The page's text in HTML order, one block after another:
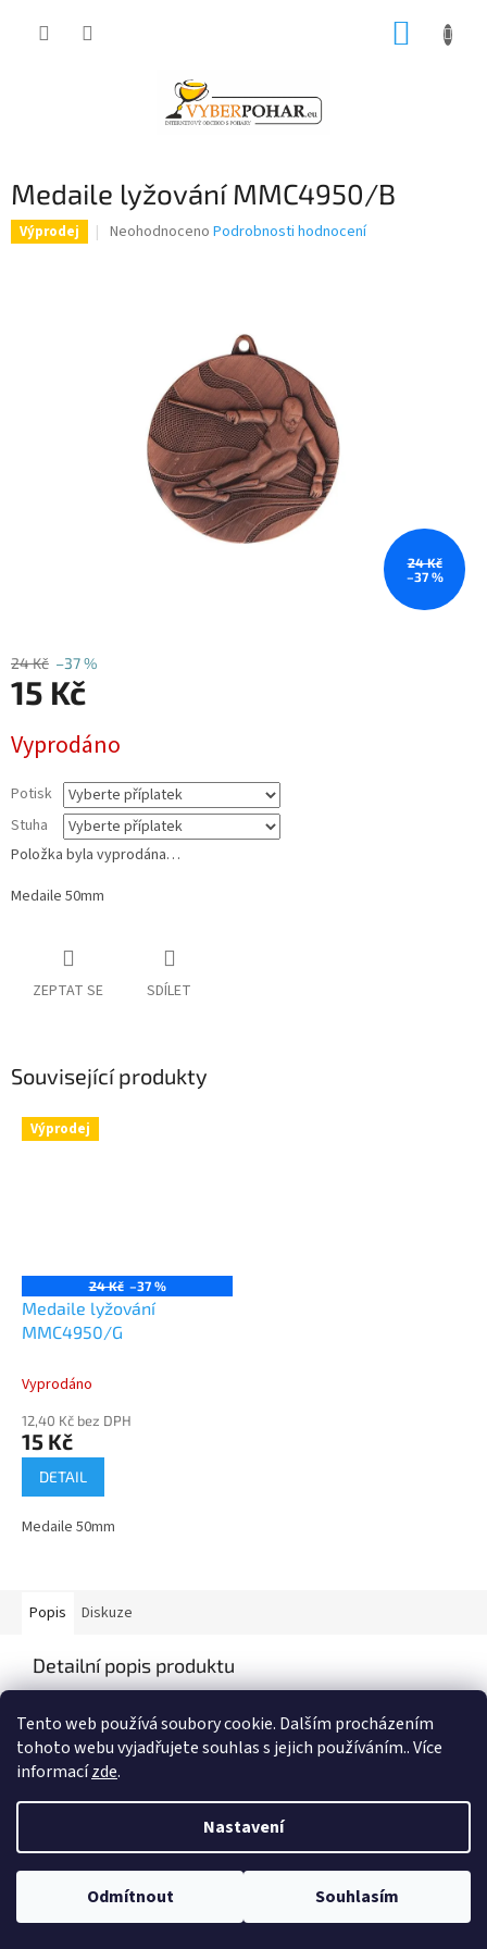
Tento web používá soubory cookie. Dalším procházením
tohoto webu vyjadřujete souhlas s jejich používáním.. Více
informacízde.
Nastavení
Odmítnout Souhlasím
Medaile lyžování MMC4950/B
Výprodej
Průměrné
hvězdiček.
Neohodnoceno Podrobnosti hodnocení
24 Kč
–37 %
24 Kč –37 %
15 Kč
cena:
Vyprodáno
Potisk
Stuha
Položka byla vyprodána…
Medaile 50mm
ZEPTAT SE SDÍLET
Související produkty
Výprodej
24 Kč –37 %
Medaile lyžování
MMC4950/G
Vyprodáno
12,40 Kč bez DPH
15 Kč
DETAIL
Medaile 50mm
Popis Diskuze
Detailní popis produktu
Vytvořil Shoptet
Copyright 2026Vyberpohar.eu . Všechna práva vyhrazena.